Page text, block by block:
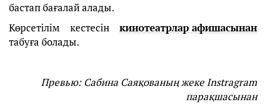
бастап бағалай алады.
Көрсетілім кестесін кинотеатрлар афишасынан
табуға болады.
Превью: Сабина Саяқованың жеке Instragram
парақшасынан